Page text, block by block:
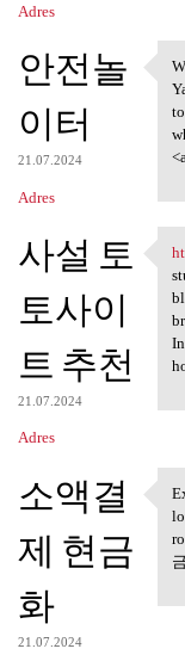
Adres
안전놀
이터
21.07.2024
Adres
사설 토
토사이
트 추천
21.07.2024
Adres
소액결
제 현금
화
21.07.2024